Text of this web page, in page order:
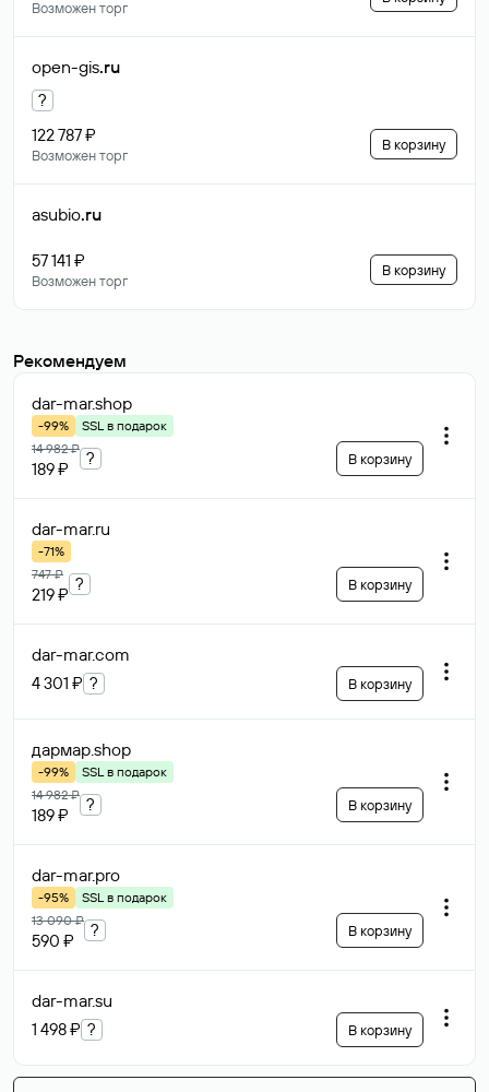
Возможен торг
open-gis.ru
?
122 787 ₽
Возможен торг
В корзину
asubio.ru
57 141 ₽
Возможен торг
В корзину
Рекомендуем
dar-mar.shop
-99%
SSL в подарок
14 982 ₽
189 ₽
? В корзину
dar-mar.ru
-71%
747 ₽
219 ₽
? В корзину
dar-mar.com
4 301 ₽ ? В корзину
дармар.shop
-99%
SSL в подарок
14 982 ₽
189 ₽
? В корзину
dar-mar.pro
-95%
SSL в подарок
13 090 ₽
590 ₽
? В корзину
dar-mar.su
1 498 ₽ ? В корзину